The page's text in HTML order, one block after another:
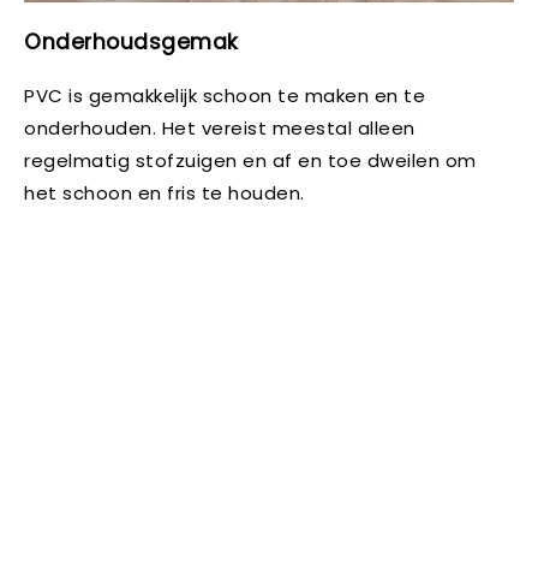
Onderhoudsgemak
PVC is gemakkelijk schoon te maken en te
onderhouden. Het vereist meestal alleen
regelmatig stofzuigen en af en toe dweilen om
het schoon en fris te houden.